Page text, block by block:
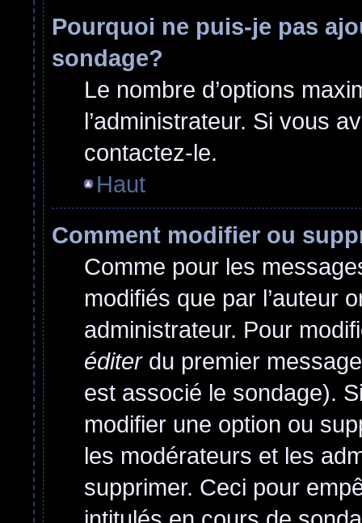
Pourquoi ne puis-je pas
sondage?
Le nombre d’options
l’administrateur. Si vous
contactez-le.
Haut
Comment modifier ou
Comme pour les
modifiés que par l’auteur
administrateur. Pour
éditerdu premier
est associé le sondage).
modifier une option ou
les modérateurs et les
supprimer. Ceci pour